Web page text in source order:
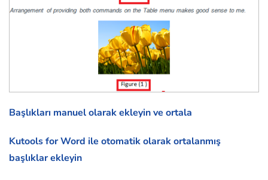
Başlıkları manuel olarak ekleyin ve ortala
Kutools for Word ile otomatik olarak ortalanmış
başlıklar ekleyin